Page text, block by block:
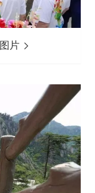
片